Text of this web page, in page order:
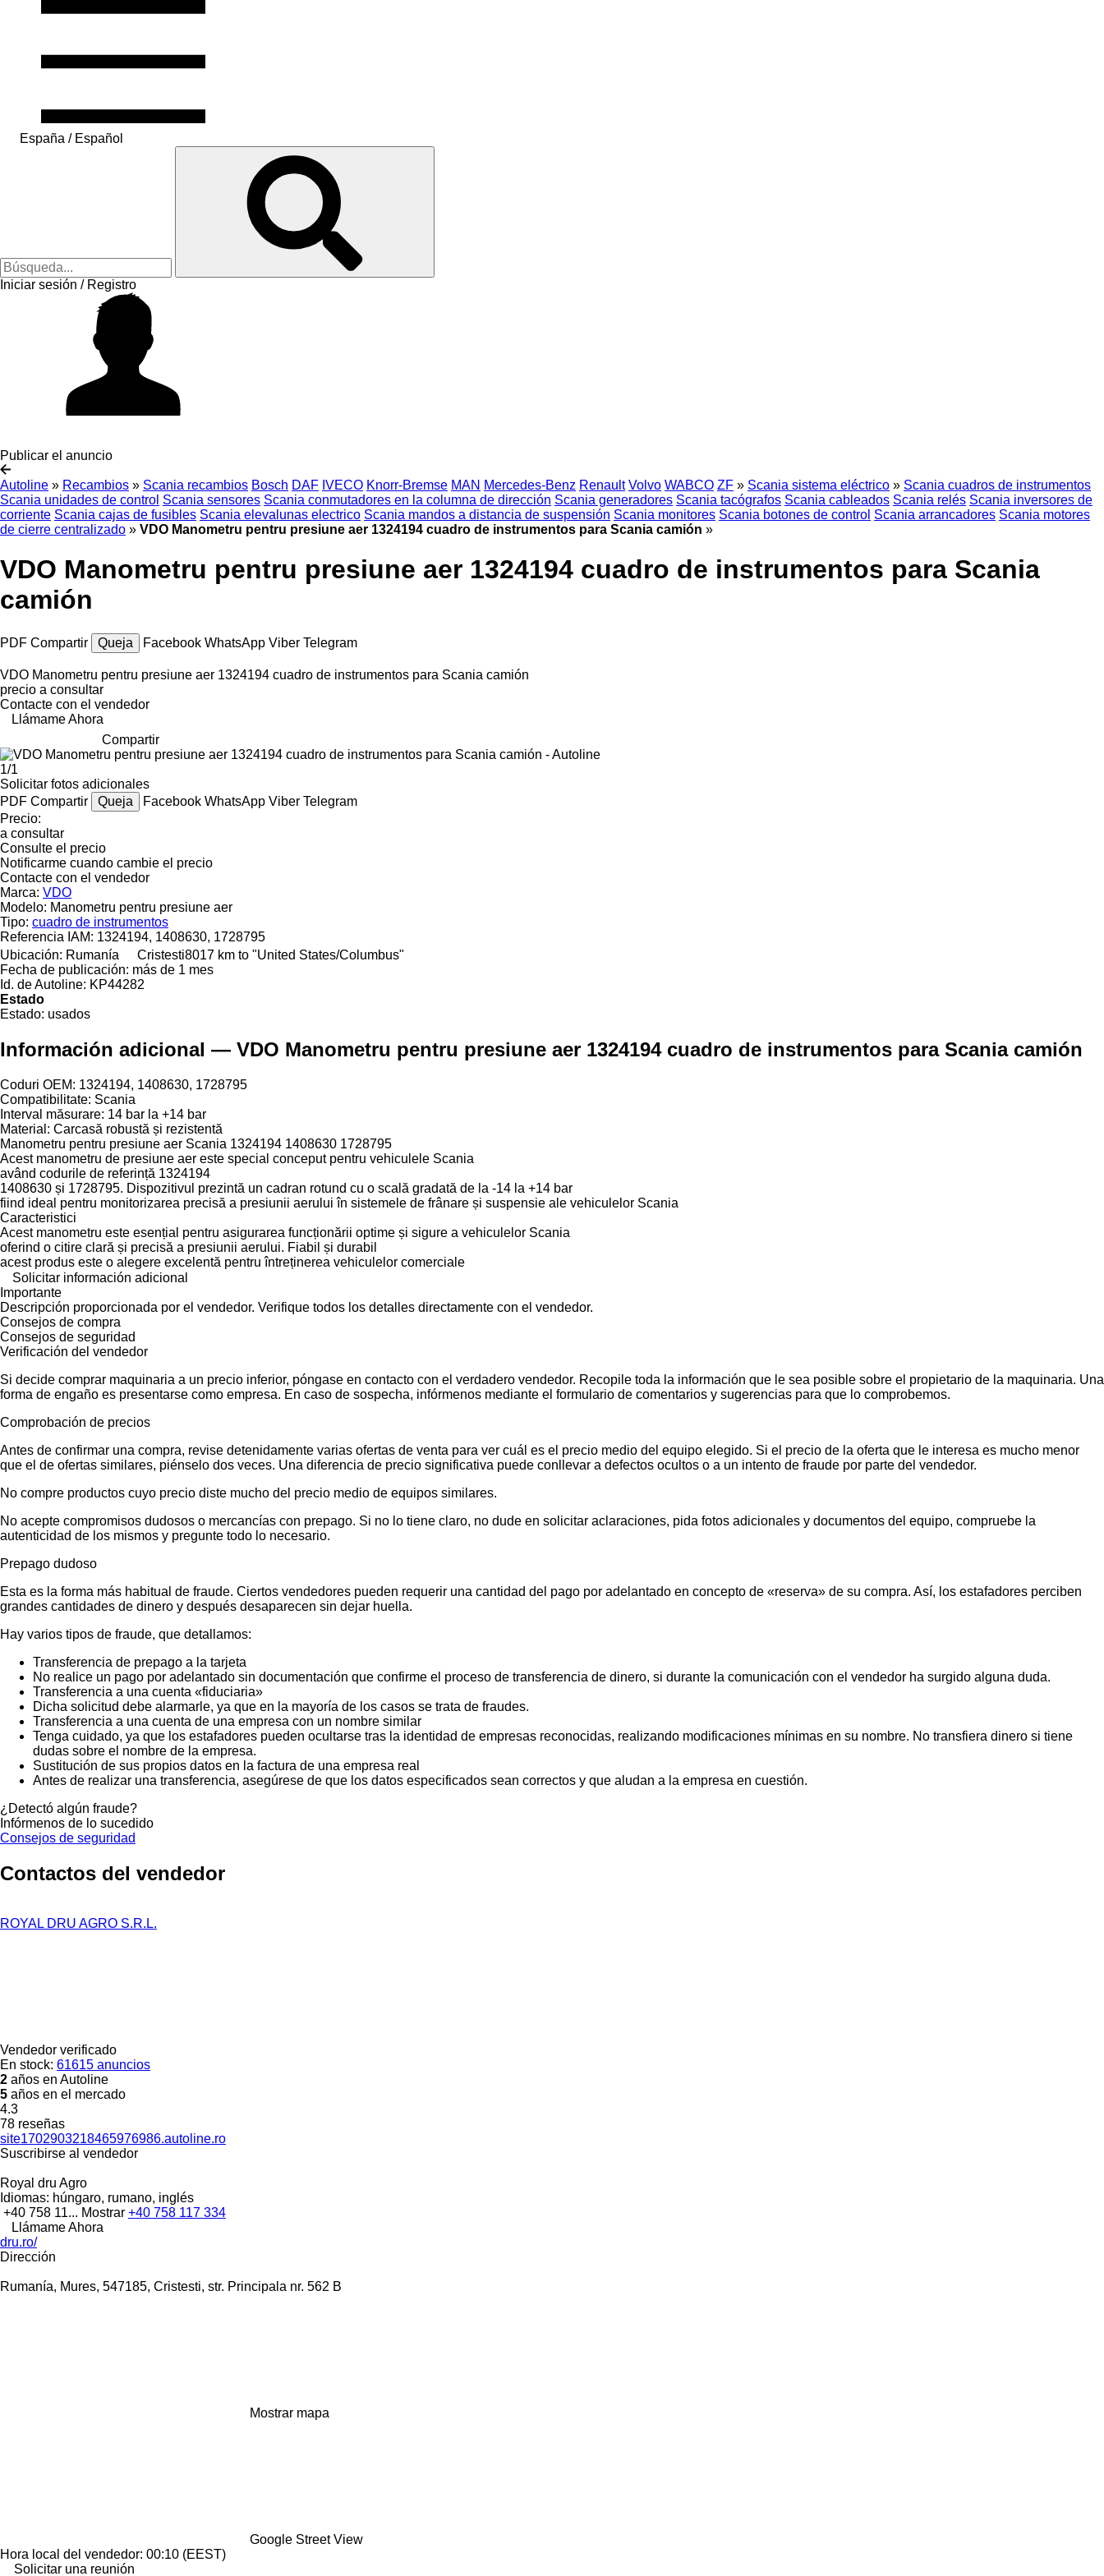
España / Español
Iniciar sesión / Registro
Publicar el anuncio
Autoline » Recambios » Scania recambios Bosch DAF IVECO Knorr-Bremse MAN Mercedes-Benz Renault Volvo WABCO ZF » Scania sistema eléctrico » Scania cuadros de instrumentos
Scania unidades de control Scania sensores Scania conmutadores en la columna de dirección Scania generadores Scania tacógrafos Scania cableados Scania relés Scania inversores de
corriente Scania cajas de fusibles Scania elevalunas electrico Scania mandos a distancia de suspensión Scania monitores Scania botones de control Scania arrancadores Scania motores
de cierre centralizado » VDO Manometru pentru presiune aer 1324194 cuadro de instrumentos para Scania camión »
VDO Manometru pentru presiune aer 1324194 cuadro de instrumentos para Scania
camión
PDF Compartir Queja Facebook WhatsApp Viber Telegram
VDO Manometru pentru presiune aer 1324194 cuadro de instrumentos para Scania camión
precio a consultar
Contacte con el vendedor
Llámame Ahora
Compartir
1/1
Solicitar fotos adicionales
PDF Compartir Queja Facebook WhatsApp Viber Telegram
Precio:
a consultar
Consulte el precio
Notificarme cuando cambie el precio
Contacte con el vendedor
Marca: VDO
Modelo: Manometru pentru presiune aer
Tipo: cuadro de instrumentos
Referencia IAM: 1324194, 1408630, 1728795
Ubicación: Rumanía Cristesti8017 km to "United States/Columbus"
Fecha de publicación: más de 1 mes
Id. de Autoline: KP44282
Estado
Estado: usados
Información adicional — VDO Manometru pentru presiune aer 1324194 cuadro de instrumentos para Scania camión
Coduri OEM: 1324194, 1408630, 1728795
Compatibilitate: Scania
Interval măsurare: 14 bar la +14 bar
Material: Carcasă robustă și rezistentă
Manometru pentru presiune aer Scania 1324194 1408630 1728795
Acest manometru de presiune aer este special conceput pentru vehiculele Scania
având codurile de referință 1324194
1408630 și 1728795. Dispozitivul prezintă un cadran rotund cu o scală gradată de la -14 la +14 bar
fiind ideal pentru monitorizarea precisă a presiunii aerului în sistemele de frânare și suspensie ale vehiculelor Scania
Caracteristici
Acest manometru este esențial pentru asigurarea funcționării optime și sigure a vehiculelor Scania
oferind o citire clară și precisă a presiunii aerului. Fiabil și durabil
acest produs este o alegere excelentă pentru întreținerea vehiculelor comerciale
Solicitar información adicional
Importante
Descripción proporcionada por el vendedor. Verifique todos los detalles directamente con el vendedor.
Consejos de compra
Consejos de seguridad
Verificación del vendedor
Si decide comprar maquinaria a un precio inferior, póngase en contacto con el verdadero vendedor. Recopile toda la información que le sea posible sobre el propietario de la maquinaria. Una
forma de engaño es presentarse como empresa. En caso de sospecha, infórmenos mediante el formulario de comentarios y sugerencias para que lo comprobemos.
Comprobación de precios
Antes de confirmar una compra, revise detenidamente varias ofertas de venta para ver cuál es el precio medio del equipo elegido. Si el precio de la oferta que le interesa es mucho menor
que el de ofertas similares, piénselo dos veces. Una diferencia de precio significativa puede conllevar a defectos ocultos o a un intento de fraude por parte del vendedor.
No compre productos cuyo precio diste mucho del precio medio de equipos similares.
No acepte compromisos dudosos o mercancías con prepago. Si no lo tiene claro, no dude en solicitar aclaraciones, pida fotos adicionales y documentos del equipo, compruebe la
autenticidad de los mismos y pregunte todo lo necesario.
Prepago dudoso
Esta es la forma más habitual de fraude. Ciertos vendedores pueden requerir una cantidad del pago por adelantado en concepto de «reserva» de su compra. Así, los estafadores perciben
grandes cantidades de dinero y después desaparecen sin dejar huella.
Hay varios tipos de fraude, que detallamos:
Transferencia de prepago a la tarjeta
No realice un pago por adelantado sin documentación que confirme el proceso de transferencia de dinero, si durante la comunicación con el vendedor ha surgido alguna duda.
Transferencia a una cuenta «fiduciaria»
Dicha solicitud debe alarmarle, ya que en la mayoría de los casos se trata de fraudes.
Transferencia a una cuenta de una empresa con un nombre similar
Tenga cuidado, ya que los estafadores pueden ocultarse tras la identidad de empresas reconocidas, realizando modificaciones mínimas en su nombre. No transfiera dinero si tiene
dudas sobre el nombre de la empresa.
Sustitución de sus propios datos en la factura de una empresa real
Antes de realizar una transferencia, asegúrese de que los datos especificados sean correctos y que aludan a la empresa en cuestión.
¿Detectó algún fraude?
Infórmenos de lo sucedido
Consejos de seguridad
Contactos del vendedor
ROYAL DRU AGRO S.R.L.
Vendedor verificado
En stock: 61615 anuncios
2 años en Autoline
5 años en el mercado
4.3
78 reseñas
site1702903218465976986.autoline.ro
Suscribirse al vendedor
Royal dru Agro
Idiomas: húngaro, rumano, inglés
+40 758 11... Mostrar +40 758 117 334
Llámame Ahora
dru.ro/
Dirección
Rumanía, Mures, 547185, Cristesti, str. Principala nr. 562 B
Mostrar mapa
Google Street View
Hora local del vendedor: 00:10 (EEST)
Solicitar una reunión